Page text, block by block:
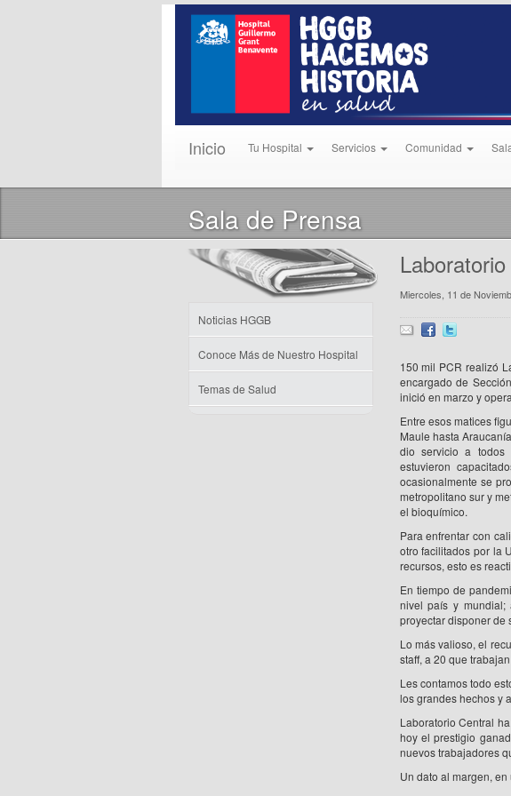
Inicio Tu Hospital Servicios Comunidad
Sala de Prensa
Noticias HGGB
Conoce Más de Nuestro Hospital
Temas de Salud
Miercoles, 11 de
150 mil PCR realizó
encargado de
inició en marzo y
Entre esos matices
Maule hasta
dio servicio a todos
estuvieron
ocasionalmente se
metropolitano sur y
el bioquímico.
Para enfrentar con
otro facilitados por la
recursos, esto es
En tiempo de
nivel país y mundial;
proyectar disponer de
Lo más valioso, el
staff, a 20 que
Les contamos todo
los grandes hechos y
Laboratorio Central
hoy el prestigio
nuevos trabajadores
Un dato al margen,